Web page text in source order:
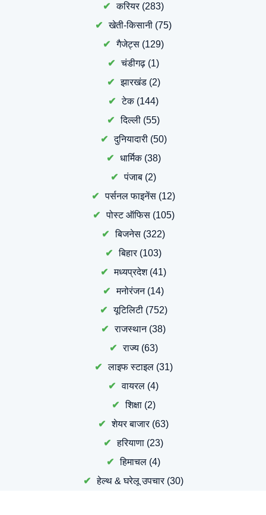
करियर(283)
खेती-किसानी (75)
गैजेट्स (129)
चंडीगढ़ (1)
झारखंड(2)
टेक(144)
दिल्ली (55)
दुनियादारी(50)
धार्मिक(38)
पंजाब (2)
पर्सनल फाइनेंस (12)
पोस्ट ऑफिस(105)
बिजनेस (322)
बिहार(103)
मध्यप्रदेश(41)
मनोरंजन(14)
यूटिलिटी(752)
राजस्थान(38)
राज्य(63)
लाइफ स्टाइल(31)
वायरल (4)
शिक्षा(2)
शेयर बाजार(63)
हरियाणा (23)
हिमाचल (4)
हेल्थ & घरेलू उपचार(30)